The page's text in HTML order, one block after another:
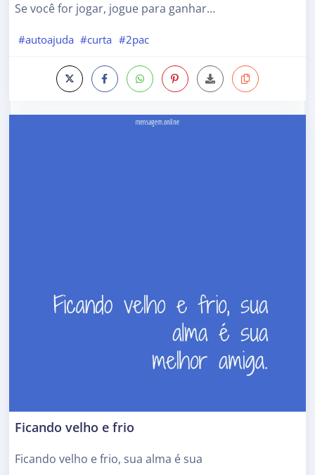
Se você for jogar, jogue para ganhar…
#autoajuda #curta #2pac
Ficando velho e frio
Ficando velho e frio, sua alma é sua